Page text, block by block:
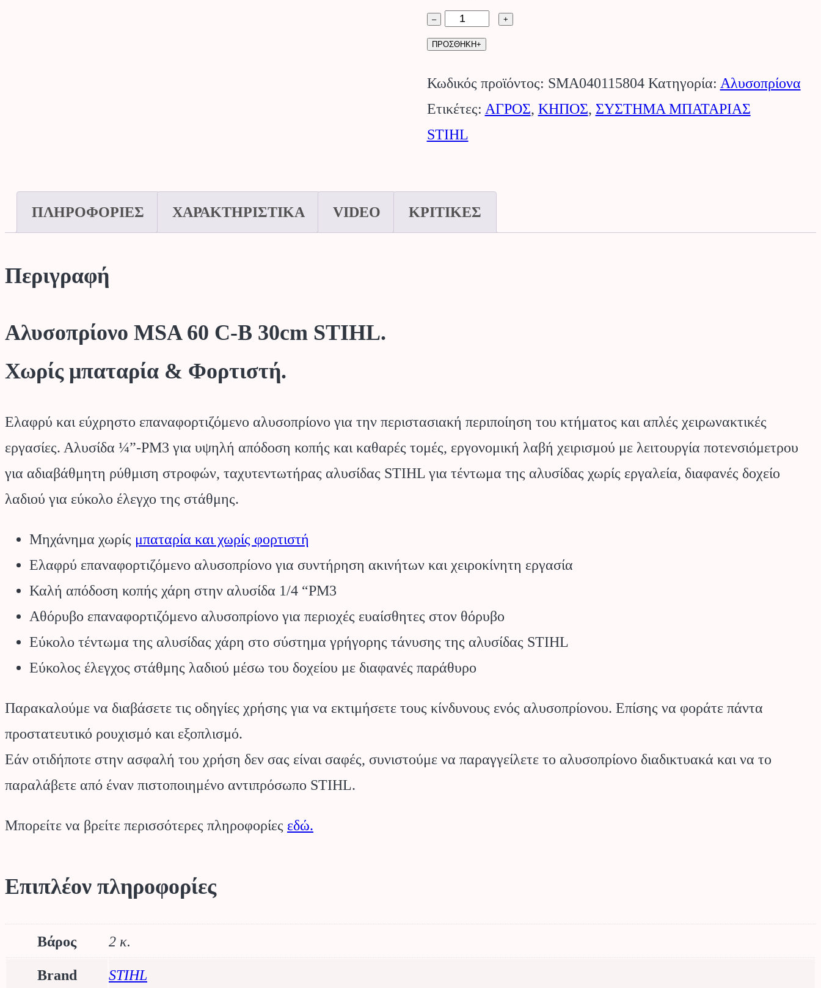
–
Αλυσοπρίονο
MSA
C-
B
30cm
ποσότητα
+
ΠΡΟΣΘΗΚΗ+
Κωδικός προϊόντος: SMA040115804 Κατηγορία: Αλυσοπρίονα
Ετικέτες: ΑΓΡΟΣ, ΚΗΠΟΣ, ΣΥΣΤΗΜΑ ΜΠΑΤΑΡΙΑΣ
STIHL
ΠΛΗΡΟΦΟΡΙΕΣ ΧΑΡΑΚΤΗΡΙΣΤΙΚΑ VIDEO ΚΡΙΤΙΚΕΣ
Περιγραφή
Αλυσοπρίονο MSA 60 C-B 30cm STIHL.
Χωρίς μπαταρία & Φορτιστή.
Ελαφρύ και εύχρηστο επαναφορτιζόμενο αλυσοπρίονο για την περιστασιακή περιποίηση του κτήματος και απλές χειρωνακτικές
εργασίες. Αλυσίδα ¼”-PM3 για υψηλή απόδοση κοπής και καθαρές τομές, εργονομική λαβή χειρισμού με λειτουργία ποτενσιόμετρου
για αδιαβάθμητη ρύθμιση στροφών, ταχυτεντωτήρας αλυσίδας STIHL για τέντωμα της αλυσίδας χωρίς εργαλεία, διαφανές δοχείο
λαδιού για εύκολο έλεγχο της στάθμης.
Μηχάνημα χωρίς μπαταρία και χωρίς φορτιστή
Ελαφρύ επαναφορτιζόμενο αλυσοπρίονο για συντήρηση ακινήτων και χειροκίνητη εργασία
Καλή απόδοση κοπής χάρη στην αλυσίδα 1/4 “PM3
Αθόρυβο επαναφορτιζόμενο αλυσοπρίονο για περιοχές ευαίσθητες στον θόρυβο
Εύκολο τέντωμα της αλυσίδας χάρη στο σύστημα γρήγορης τάνυσης της αλυσίδας STIHL
Εύκολος έλεγχος στάθμης λαδιού μέσω του δοχείου με διαφανές παράθυρο
Παρακαλούμε να διαβάσετε τις οδηγίες χρήσης για να εκτιμήσετε τους κίνδυνους ενός αλυσοπρίονου. Επίσης να φοράτε πάντα
προστατευτικό ρουχισμό και εξοπλισμό.
Εάν οτιδήποτε στην ασφαλή του χρήση δεν σας είναι σαφές, συνιστούμε να παραγγείλετε το αλυσοπρίονο διαδικτυακά και να το
παραλάβετε από έναν πιστοποιημένο αντιπρόσωπο STIHL.
Μπορείτε να βρείτε περισσότερες πληροφορίες εδώ.
Επιπλέον πληροφορίες
Βάρος 2 κ.
Brand STIHL